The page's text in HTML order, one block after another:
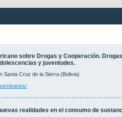
sobre Drogas y Cooperación.
y juventudes.
Santa Cruz de la Sierra (Bolivia)
realidades en el consumo de